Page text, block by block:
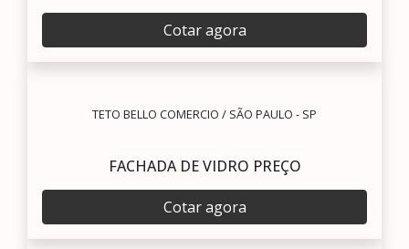
Cotar agora
TETO BELLO COMERCIO / SÃO PAULO - SP
FACHADA DE VIDRO PREÇO
Cotar agora